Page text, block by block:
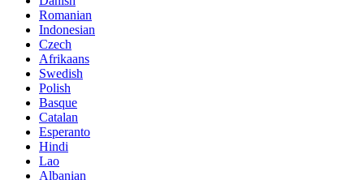
Romanian
Indonesian
Czech
Afrikaans
Swedish
Polish
Basque
Catalan
Esperanto
Hindi
Lao
Albanian